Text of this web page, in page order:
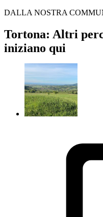
DALLA NOSTRA
Tortona: Altri
iniziano qui